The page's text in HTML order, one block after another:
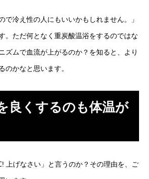
で冷え性の人にもいいかもしれません。」
。ただ何となく重炭酸温浴をするのではな
ズムで血流が上がるのか？を知ると、より
のかなと思います。
良くするのも体温が
上げなさい」と言うのか？その理由を、ご